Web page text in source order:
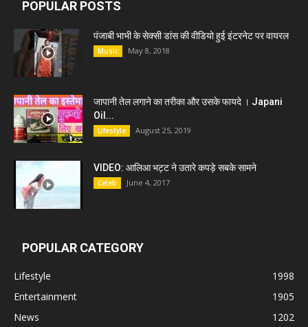
POPULAR POSTS
पंजाबी भाभी के सेक्सी डांस की वीडियो हुई इंटरनेट पर वायरल
Music May 8, 2018
जापानी तेल लगाने का तरीका और उसके फायदे । Japani
Oil...
Lifestyle August 25, 2019
VIDEO: आलिआ भट्ट ने उतारे कपड़े सबके सामने
Celeb June 4, 2017
POPULAR CATEGORY
Lifestyle
1998
Entertainment
1905
News
1202